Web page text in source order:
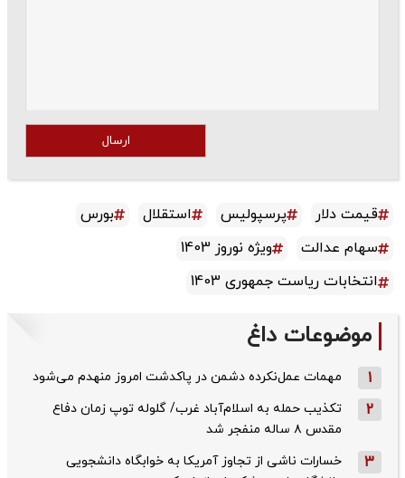
ارسال
قیمت دلار پرسپولیس استقلال
بورس
سهام عدالت
ویژه نوروز 1403
انتخابات ریاست جمهوری 1403
موضوعات داغ
1 مهمات عمل‌نکرده دشمن در پاکدشت امروز منهدم می‌شود
2
تکذیب حمله به اسلام‌آباد غرب/ گلوله توپ زمان دفاع
مقدس ۸ ساله منفجر شد
3
خسارات ناشی از تجاوز آمریکا به خوابگاه دانشجویی